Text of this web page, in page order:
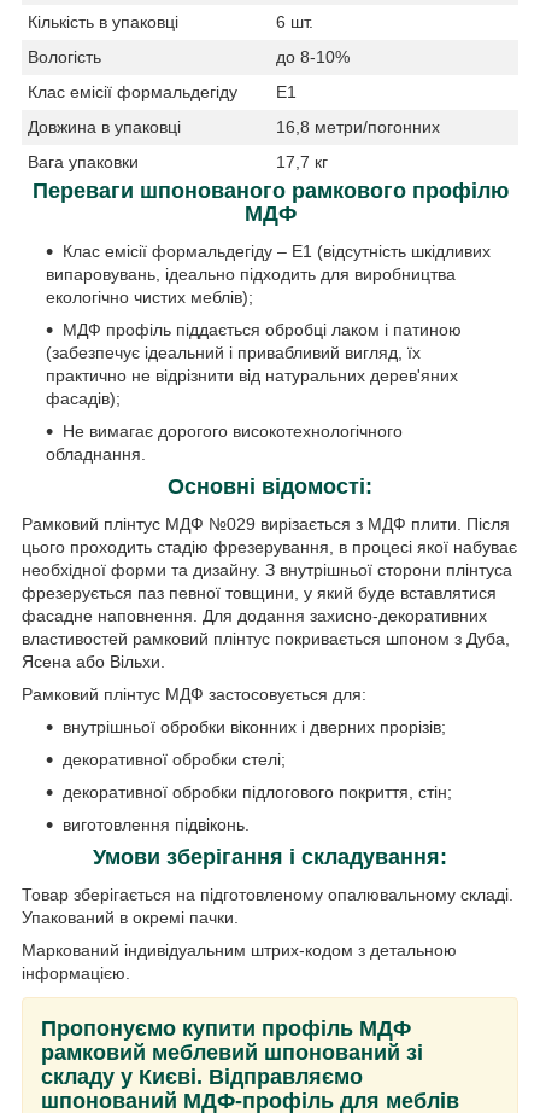
Кількість в упаковці
6 шт.
Вологість
до 8-10%
Клас емісії формальдегіду
Е1
Довжина в упаковці
16,8 метри/погонних
Вага упаковки
17,7 кг
Переваги шпонованого рамкового профілю
МДФ
Клас емісії формальдегіду – Е1 (відсутність шкідливих
випаровувань, ідеально підходить для виробництва
екологічно чистих меблів);
МДФ профіль піддається обробці лаком і патиною
(забезпечує ідеальний і привабливий вигляд, їх
практично не відрізнити від натуральних дерев'яних
фасадів);
Не вимагає дорогого високотехнологічного
обладнання.
Основні відомості:
Рамковий плінтус МДФ №029 вирізається з МДФ плити. Після
цього проходить стадію фрезерування, в процесі якої набуває
необхідної форми та дизайну. З внутрішньої сторони плінтуса
фрезерується паз певної товщини, у який буде вставлятися
фасадне наповнення. Для додання захисно-декоративних
властивостей рамковий плінтус покривається шпоном з Дуба,
Ясена або Вільхи.
Рамковий плінтус МДФ застосовується для:
внутрішньої обробки віконних і дверних прорізів;
декоративної обробки стелі;
декоративної обробки підлогового покриття, стін;
виготовлення підвіконь.
Умови зберігання і складування:
Товар зберігається на підготовленому опалювальному складі.
Упакований в окремі пачки.
Маркований індивідуальним штрих-кодом з детальною
інформацією.
Пропонуємо купити профіль МДФ
рамковий меблевий шпонований зі
складу у Києві. Відправляємо
шпонований МДФ-профіль для меблів